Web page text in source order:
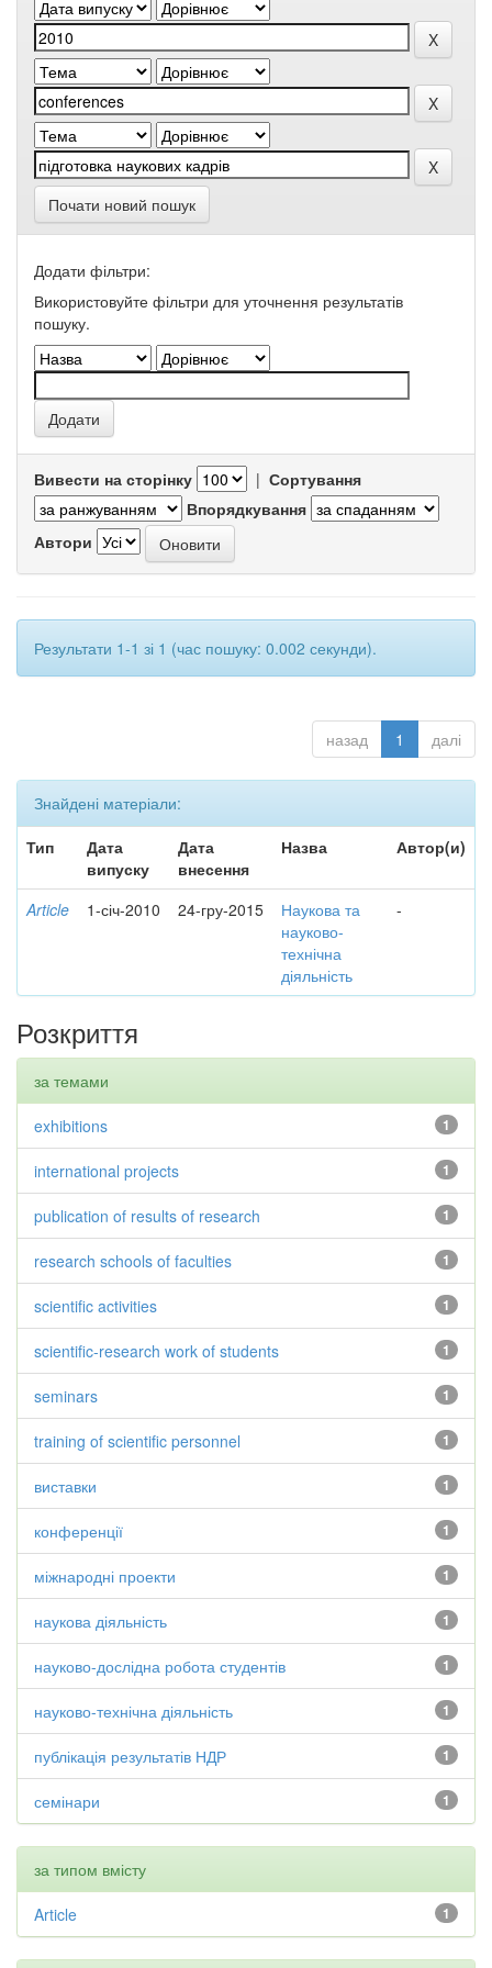
Почати новий пошук
Додати фільтри:
Використовуйте фільтри для уточнення результатів
пошуку.
Вивести на сторінку | Сортування
Впорядкування
Автори
Результати 1-1 зі 1 (час пошуку: 0.002 секунди).
назад 1 далі
Знайдені матеріали:
Тип
Дата
випуску
Дата
внесення
Назва Автор(и)
Article 1-січ-2010 24-гру-2015
Наукова та
науково-
технічна
діяльність
-
Розкриття
за темами
1
exhibitions
1
international projects
1
publication of results of research
1
research schools of faculties
1
scientific activities
1
scientific-research work of students
1
seminars
1
training of scientific personnel
1
виставки
1
конференції
1
міжнародні проекти
1
наукова діяльність
1
науково-дослідна робота студентів
1
науково-технічна діяльність
1
публікація результатів НДР
1
семінари
за типом вмісту
1
Article